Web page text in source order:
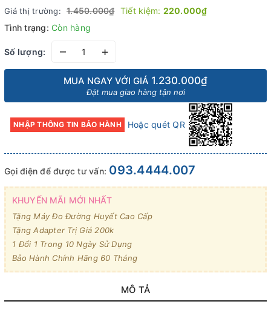
Giá thị trường: 1.450.000₫ Tiết kiệm: 220.000₫
Tình trạng: Còn hàng
Số lượng: – +
MUA NGAY VỚI GIÁ 1.230.000₫
Đặt mua giao hàng tận nơi
NHẬP THÔNG TIN BẢO HÀNH Hoặc quét QR
Gọi điện để được tư vấn: 093.4444.007
KHUYẾN MÃI MỚI NHẤT
Tặng Máy Đo Đường Huyết Cao Cấp
Tặng Adapter Trị Giá 200k
1 Đổi 1 Trong 10 Ngày Sử Dụng
Bảo Hành Chính Hãng 60 Tháng
MÔ TẢ